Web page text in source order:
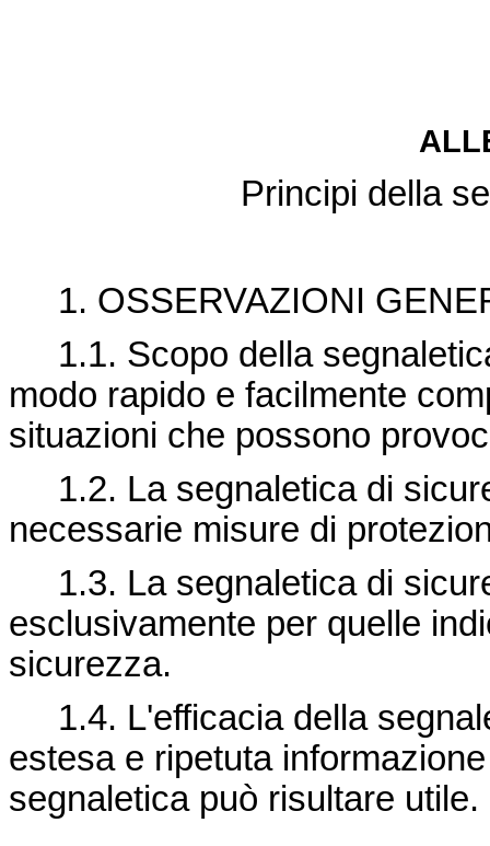
Principi della
1. OSSERVAZIONI
1.1. Scopo della
modo rapido e facilmente
situazioni che possono
1.2. La segnaletica di
necessarie misure di
1.3. La segnaletica di
esclusivamente per quelle
sicurezza.
1.4. L'efficacia della
estesa e ripetuta
segnaletica può risultare utile.